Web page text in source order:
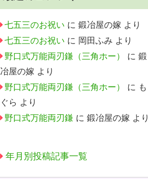
七五三のお祝い に 鍛冶屋の嫁 より
七五三のお祝い に 岡田ふみ より
野口式万能両刃鎌（三角ホー）
に 鍛
冶屋の嫁 より
野口式万能両刃鎌（三角ホー）
に も
ぐら より
野口式万能両刃鎌 に 鍛冶屋の嫁 より
年月別投稿記事一覧